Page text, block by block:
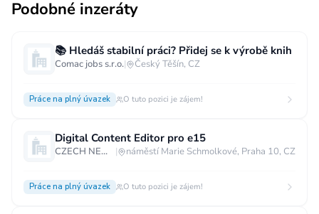
Podobné inzeráty
📚 Hledáš stabilní práci? Přidej se k výrobě knih
Comac jobs s.r.o.| Český Těšín, CZ
Práce na plný úvazek O tuto pozici je zájem!
Digital Content Editor pro e15
CZECH NEWS CENTER a.s. | náměstí Marie Schmolkové, Praha 10, CZ
Práce na plný úvazek O tuto pozici je zájem!